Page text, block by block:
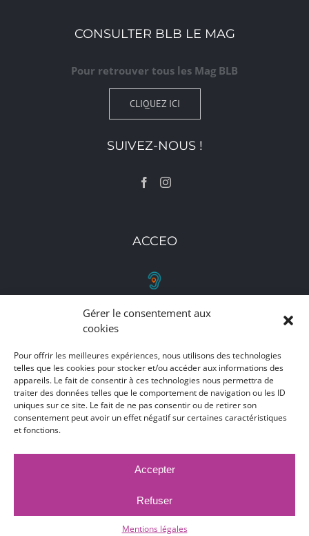
Gérer le consentement aux
cookies
Pour offrir les meilleures expériences, nous utilisons des technologies
telles que les cookies pour stocker et/ou accéder aux informations des
appareils. Le fait de consentir à ces technologies nous permettra de
traiter des données telles que le comportement de navigation ou les ID
uniques sur ce site. Le fait de ne pas consentir ou de retirer son
consentement peut avoir un effet négatif sur certaines caractéristiques
et fonctions.
Accepter
Refuser
Mentions légales
CONSULTER BLB LE MAG
Pour retrouver tous les Mag BLB
CLIQUEZ ICI
SUIVEZ-NOUS !
ACCEO
RETROUVEZ-NOUS
Toutes nos adresses, coordonnées et horaires
d'ouverture
CLIQUEZ ICI
PUBLICATIONS LÉGALES
ACCEO